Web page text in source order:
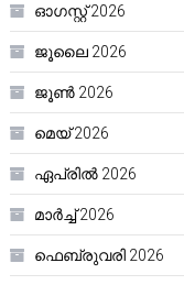
ഓഗസ്റ്റ്‌ 2026
ജൂലൈ 2026
ജൂൺ 2026
മെയ്‌ 2026
ഏപ്രിൽ 2026
മാർച്ച്‌ 2026
ഫെബ്രുവരി 2026